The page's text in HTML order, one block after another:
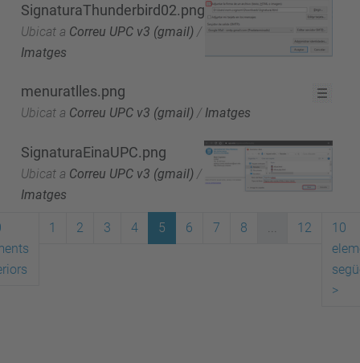
SignaturaThunderbird02.png
Ubicat a Correu UPC v3 (gmail) /
Imatges
menuratlles.png
Ubicat a Correu UPC v3 (gmail) / Imatges
SignaturaEinaUPC.png
Ubicat a Correu UPC v3 (gmail) /
Imatges
1 2 3 4 5 6 7 8 ... 12
10
>